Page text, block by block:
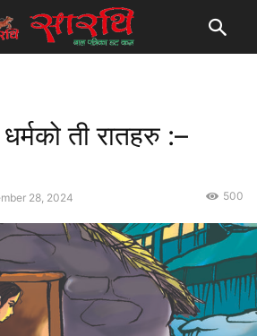
ती रातहरु :–
28, 2024 500